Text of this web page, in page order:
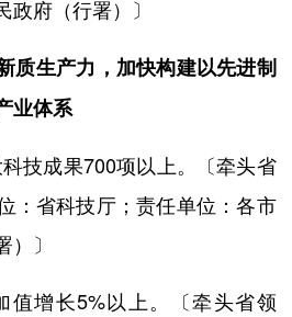
府（行署）〕
质生产力，加快构建以先进制
业体系
技成果700项以上。〔牵头省
：省科技厅；责任单位：各市
〕
值增长5%以上。〔牵头省领